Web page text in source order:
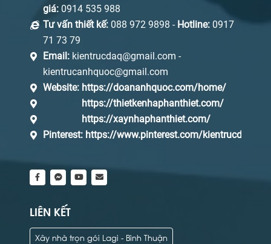
giá: 0914 535 988
Tư vấn thiết kế: 088 972 9898 - Hotline: 0917
71 73 79
Email: kientrucdaq@gmail.com -
kientrucanhquoc@gmail.com
Website: https://doananhquoc.com/home/
https://thietkenhaphanthiet.com/
https://xaynhaphanthiet.com/
Pinterest: https://www.pinterest.com/kientrucdaq/
LIÊN KẾT
Xây nhà trọn gói Lagi - Bình Thuận